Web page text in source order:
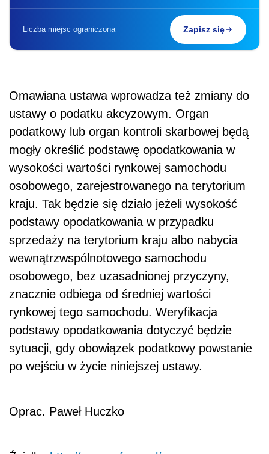
Liczba miejsc ograniczona Zapisz się
Omawiana ustawa wprowadza też zmiany do
ustawy o podatku akcyzowym. Organ
podatkowy lub organ kontroli skarbowej będą
mogły określić podstawę opodatkowania w
wysokości wartości rynkowej samochodu
osobowego, zarejestrowanego na terytorium
kraju. Tak będzie się działo jeżeli wysokość
podstawy opodatkowania w przypadku
sprzedaży na terytorium kraju albo nabycia
wewnątrzwspólnotowego samochodu
osobowego, bez uzasadnionej przyczyny,
znacznie odbiega od średniej wartości
rynkowej tego samochodu. Weryfikacja
podstawy opodatkowania dotyczyć będzie
sytuacji, gdy obowiązek podatkowy powstanie
po wejściu w życie niniejszej ustawy.
Oprac. Paweł Huczko